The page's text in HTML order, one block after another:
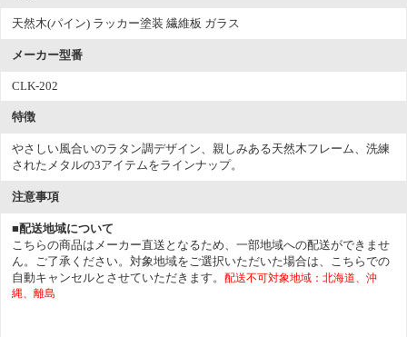
天然木(パイン) ラッカー塗装 繊維板 ガラス
メーカー型番
CLK-202
特徴
やさしい風合いのラタン調デザイン、親しみある天然木フレーム、洗練
されたメタルの3アイテムをラインナップ。
注意事項
■配送地域について
こちらの商品はメーカー直送となるため、一部地域への配送ができませ
ん。ご了承ください。対象地域をご選択いただいた場合は、こちらでの
自動キャンセルとさせていただきます。 配送不可対象地域：北海道、沖
縄、離島